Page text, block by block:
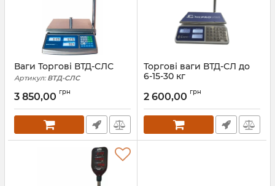
Ваги Торгові ВТД-СЛС
Артикул: ВТД-СЛС
3 850,00 грн
Торгові ваги ВТД-СЛ до
6-15-30 кг
2 600,00 грн